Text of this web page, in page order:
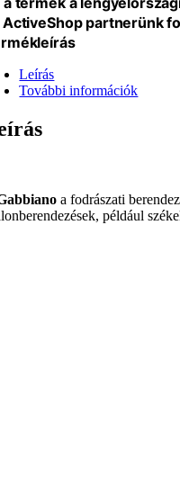
ActiveShop partnerünk
Leírás
További információk
a fodrászati
például